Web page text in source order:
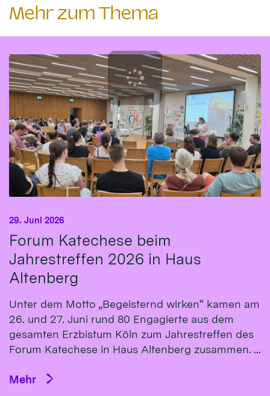
Mehr zum Thema
Forum Katechese beim
Jahrestreffen 2026 in Haus
Altenberg
29. Juni 2026
Unter dem Motto „Begeisternd wirken“ kamen am
26. und 27. Juni rund 80 Engagierte aus dem
gesamten Erzbistum Köln zum Jahrestreffen des
Forum Katechese in Haus Altenberg zusammen. ...
Mehr